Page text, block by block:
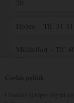
20
Hobro – Tlf. 31
Middelfart – Tlf.